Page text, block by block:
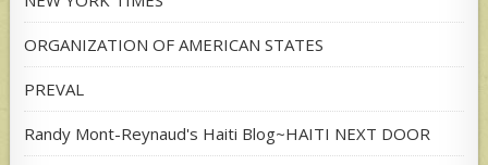
ORGANIZATION OF AMERICAN STATES
PREVAL
Randy Mont-Reynaud's Haiti Blog~HAITI NEXT DOOR